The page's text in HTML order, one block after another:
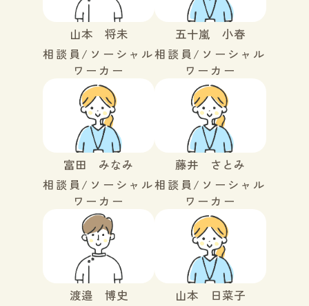
山本 将未
相談員/ソーシャル
ワーカー
五十嵐 小春
相談員/ソーシャル
ワーカー
富田 みなみ
相談員/ソーシャル
ワーカー
藤井 さとみ
相談員/ソーシャル
ワーカー
渡邉 博史
山本 日菜子